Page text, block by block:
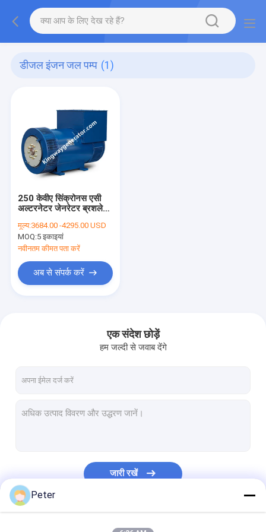
डीजल इंजन जल पम्प (1)
250 केवीए सिंक्रोनस एसी
अल्टरनेटर जेनरेटर ब्रशलेस
मूल्य:3684.00 -4295.00 USD
MOQ:5 इकाइयां
नवीनतम कीमत पता करें
अब से संपर्क करें
एक संदेश छोड़ें
हम जल्दी से जवाब देंगे
जारी रखें
Peter